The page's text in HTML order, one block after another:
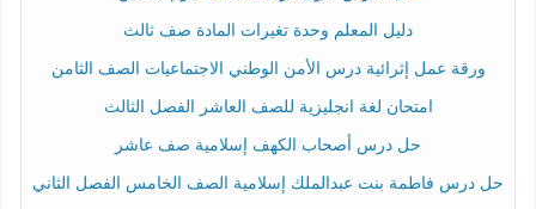
دليل المعلم وحدة تغيرات المادة صف ثالث
ورقة عمل إثرائية درس الأمن الوطني الاجتماعيات الصف الثامن
امتحان لغة انجليزية للصف العاشر الفصل الثالث
حل درس أصحاب الكهف إسلامية صف عاشر
حل درس فاطمة بنت عبدالملك إسلامية الصف الخامس الفصل الثاني